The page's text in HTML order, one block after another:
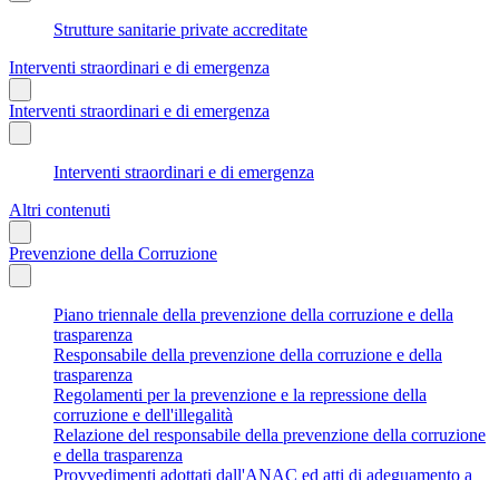
Strutture sanitarie private accreditate
Interventi straordinari e di emergenza
Interventi straordinari e di emergenza
Interventi straordinari e di emergenza
Altri contenuti
Prevenzione della Corruzione
Piano triennale della prevenzione della corruzione e della
trasparenza
Responsabile della prevenzione della corruzione e della
trasparenza
Regolamenti per la prevenzione e la repressione della
corruzione e dell'illegalità
Relazione del responsabile della prevenzione della corruzione
e della trasparenza
Provvedimenti adottati dall'ANAC ed atti di adeguamento a